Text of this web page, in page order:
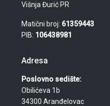
Višnja Đurić PR
Matični broj: 61359443
PIB: 106438981
Adresa
Poslovno sedište:
Obilićeva 1b
34300 Aranđelovac